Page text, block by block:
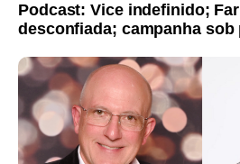
Podcast: Vice indefinido;
desconfiada; campanha sob